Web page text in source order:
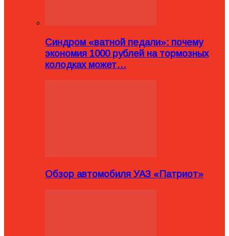
Синдром «ватной педали»: почему
экономия 1000 рублей на тормозных
колодках может…
Обзор автомобиля УАЗ «Патриот»